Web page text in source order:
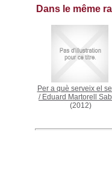
Dans le même
Per a què serveix el
/ Eduard Martorell
(2012)